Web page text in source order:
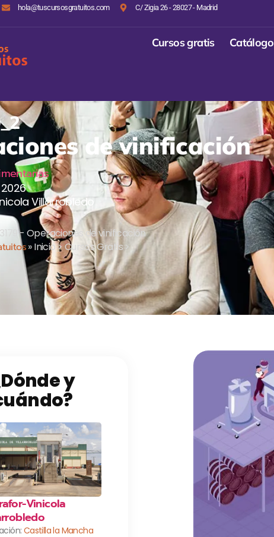
hola@tuscursosgratuitos.com C/ Zigia 26 - 28027 - Madrid
Cursos gratis
de vinificación
Villarrobledo
- Operaciones de vinificación
»Inicio > Cursos Gratis >
y
Vinicola
Castilla la Mancha